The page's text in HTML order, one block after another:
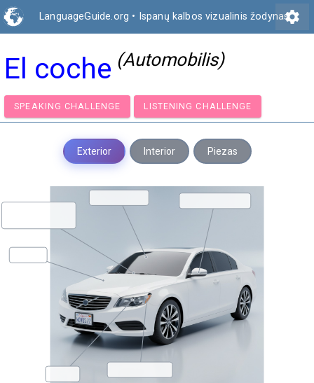
LanguageGuide.org • Ispanų kalbos vizualinis žodynassettings
El coche (Automobilis)
SPEAKING CHALLENGE LISTENING CHALLENGE
Exterior Interior Piezas